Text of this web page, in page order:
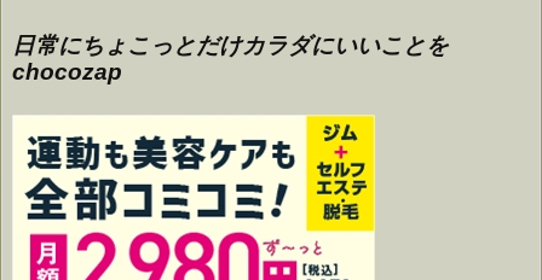
日常にちょこっとだけカラダにいいことを
chocozap